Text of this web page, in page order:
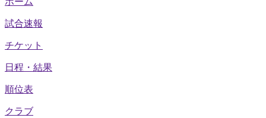
試合速報
チケット
日程・結果
順位表
クラブ